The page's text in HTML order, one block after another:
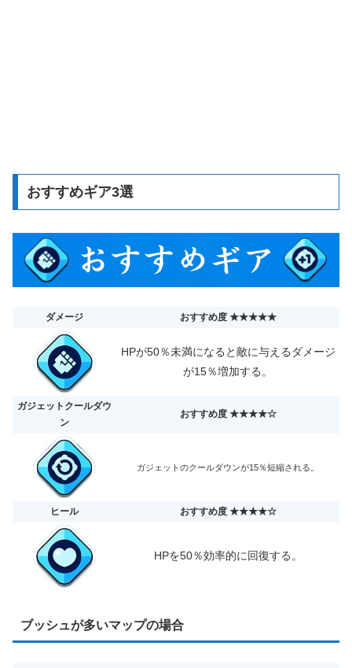
おすすめギア3選
ダメージ おすすめ度 ★★★★★
HPが50％未満になると敵に与えるダメージ
が15％増加する。
ガジェットクールダウ
ン
おすすめ度 ★★★★☆
ガジェットのクールダウンが15％短縮される。
ヒール おすすめ度 ★★★★☆
HPを50％効率的に回復する。
ブッシュが多いマップの場合